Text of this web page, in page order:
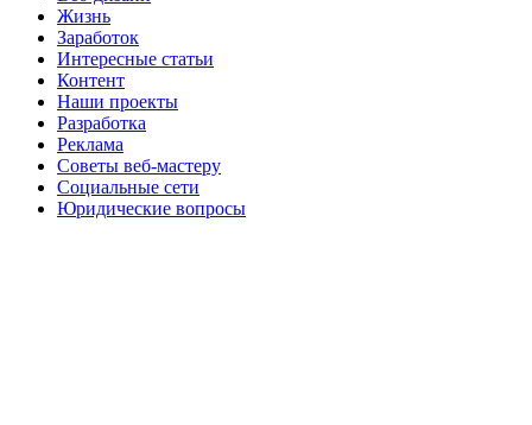
Жизнь
Заработок
Интересные статьи
Контент
Наши проекты
Разработка
Реклама
Советы веб-мастеру
Социальные сети
Юридические вопросы